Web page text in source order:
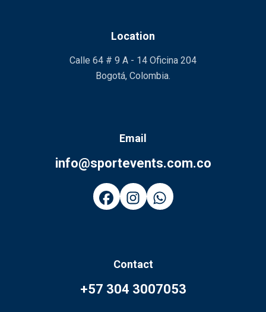
Location
Calle 64 # 9 A - 14 Oficina 204
Bogotá, Colombia.
Email
info@sportevents.com.co
Contact
+57 304 3007053